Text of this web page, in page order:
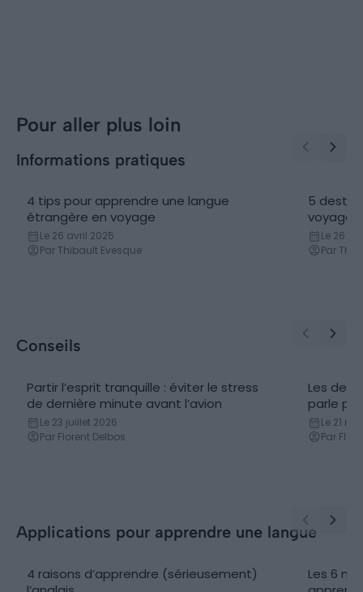
Pour aller plus loin
Informations pratiques
Apprendre une langue
4 tips pour apprendre une langue
étrangère en voyage
Le 26 avril 2025
Par Thibault Evesque
5
voyage
Le 26
Par
Conseils
Partir l’esprit tranquille : éviter le stress
de dernière minute avant l’avion
Le 23 juillet 2026
Par Florent Delbos
Les
parle
Le 21
Par
Applications pour apprendre une langue
4 raisons d’apprendre (sérieusement)
Les 6